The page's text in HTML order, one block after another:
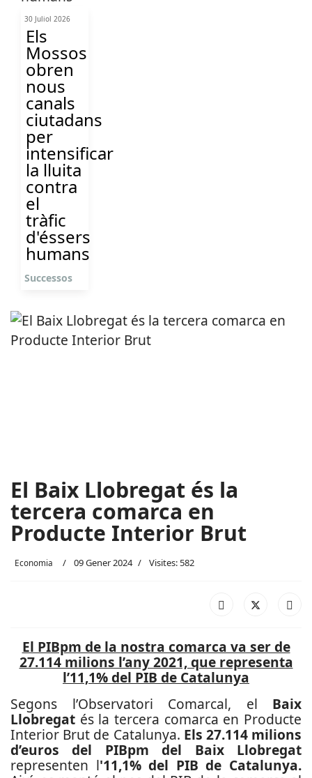
30 Juliol 2026
Els
Mossos
obren
nous
canals
ciutadans
per
intensificar
la lluita
contra
el
tràfic
d'éssers
humans
Successos
El Baix Llobregat és la
tercera comarca en
Producte Interior Brut
Economia 09 Gener 2024 Visites: 582
El PIBpm de la nostra comarca va ser de
27.114 milions l’any 2021, que representa
l’11,1% del PIB de Catalunya
Segons l’Observatori Comarcal, el Baix
Llobregat és la tercera comarca en Producte
Interior Brut de Catalunya. Els 27.114 milions
d’euros del PIBpm del Baix Llobregat
representen l'11,1% del PIB de Catalunya.